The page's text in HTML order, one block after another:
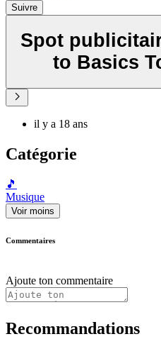
Suivre
Spot
to Basics
il y a 18 ans
Catégorie
🎵
Musique
Voir moins
Commentaires
Ajoute ton commentaire
Recommandations